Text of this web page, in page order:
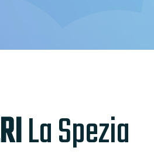
La Spezia